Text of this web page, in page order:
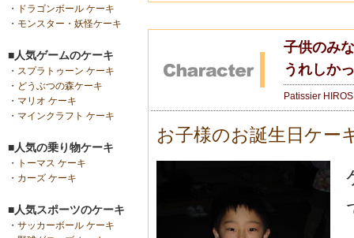
・
ドラゴンボール ケーキ
・ モンスター・妖怪ケーキ
■人気ゲームのケーキ
・ スプラトゥーン ケーキ
・ どうぶつの森ケーキ
・ マリオ ケーキ
・ マインクラフト ケーキ
■人気の乗り物ケーキ
・
トーマス ケーキ
・ カーズ ケーキ
■人気スポーツのケーキ
・ サッカーボール ケーキ
子供のみ
うれしか
Patissier
お子様のお誕生日ケー